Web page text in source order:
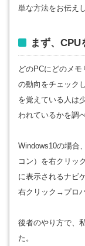
単な方法をお伝え
まず、CPU
どのPCにどのメ
の動向をチェック
を覚えている人は
われているかを調
Windows10の場合
コン）を右クリッ
に表示されるナビ
右クリック→プロパ
後者のやり方で、
た。